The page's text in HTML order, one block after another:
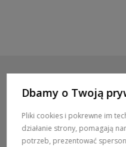
MARKI
Dbamy o Twoją
Pliki cookies i pokrewne im
działanie strony, pomagają
potrzeb, prezentować